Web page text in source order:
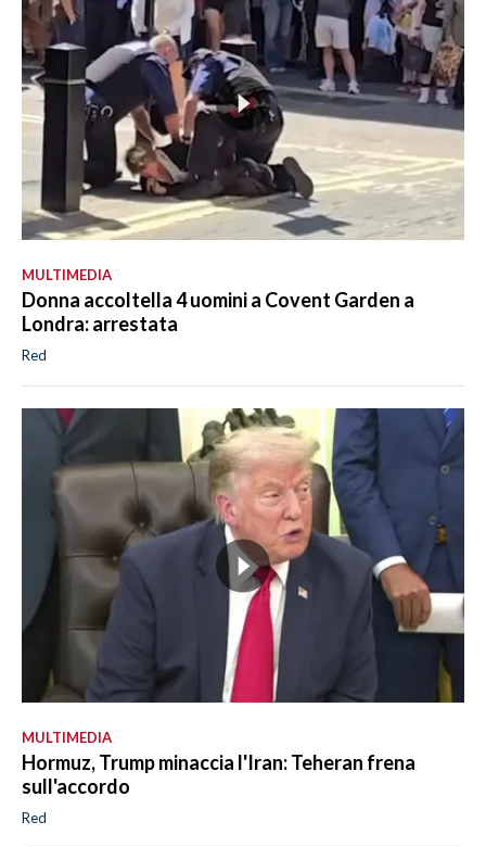
MULTIMEDIA
Donna accoltella 4 uomini a Covent Garden a
Londra: arrestata
Red
MULTIMEDIA
Hormuz, Trump minaccia l'Iran: Teheran frena
sull'accordo
Red